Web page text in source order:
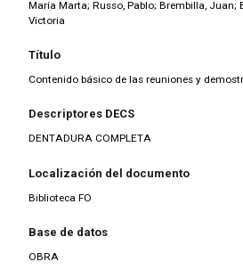
María Marta; Russo, Pablo; Brembilla, Juan;
Victoria
Título
Contenido básico de las reuniones y
Descriptores DECS
DENTADURA COMPLETA
Localización del documento
Biblioteca FO
Base de datos
OBRA